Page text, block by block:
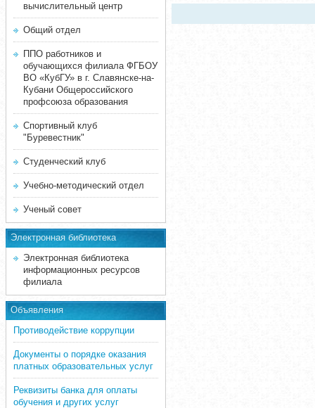
вычислительный центр
Общий отдел
ППО работников и
обучающихся филиала ФГБОУ
ВО «КубГУ» в г. Славянске-на-
Кубани Общероссийского
профсоюза образования
Спортивный клуб
"Буревестник"
Студенческий клуб
Учебно-методический отдел
Ученый совет
Электронная библиотека
Электронная библиотека
информационных ресурсов
филиала
Объявления
Противодействие коррупции
Документы о порядке оказания
платных образовательных услуг
Реквизиты банка для оплаты
обучения и других услуг